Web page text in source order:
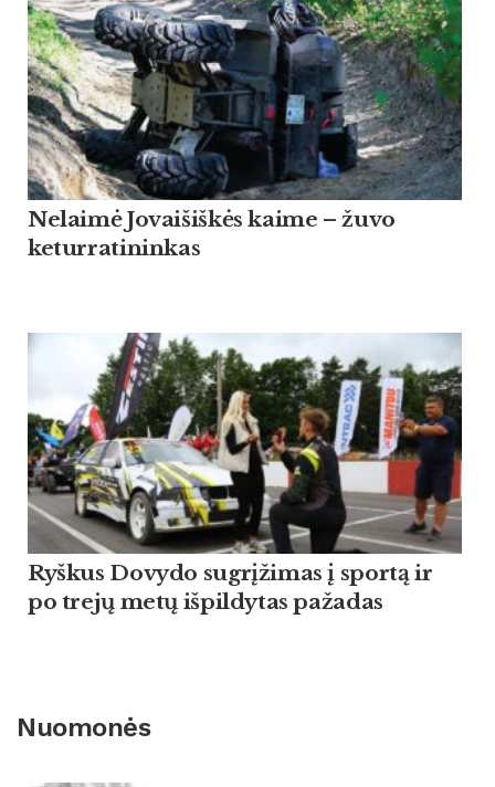
Nelaimė Jovaišiškės kaime – žuvo
keturratininkas
Ryškus Dovydo sugrįžimas į sportą ir
po trejų metų išpildytas pažadas
Nuomonės